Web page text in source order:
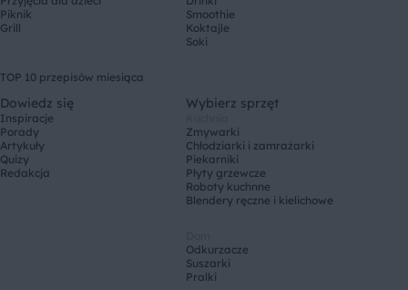
Piknik
Grill
Smoothie
Koktajle
Soki
TOP 10 przepisów miesiąca
Dowiedz się
Inspiracje
Porady
Artykuły
Quizy
Redakcja
Wybierz sprzęt
Zmywarki
Chłodziarki i zamrażarki
Piekarniki
Płyty grzewcze
Roboty kuchnne
Blendery ręczne i kielichowe
Odkurzacze
Suszarki
Pralki